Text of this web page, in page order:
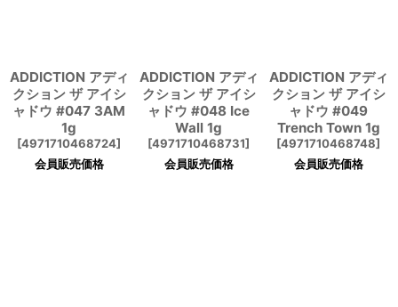
ADDICTION アディ
クション ザ アイシ
ャドウ #047 3AM
1g
[4971710468724]
会員販売価格
ADDICTION アディ
クション ザ アイシ
ャドウ #048 Ice
Wall 1g
[4971710468731]
会員販売価格
ADDICTION アディ
クション ザ アイシ
ャドウ #049
Trench Town 1g
[4971710468748]
会員販売価格